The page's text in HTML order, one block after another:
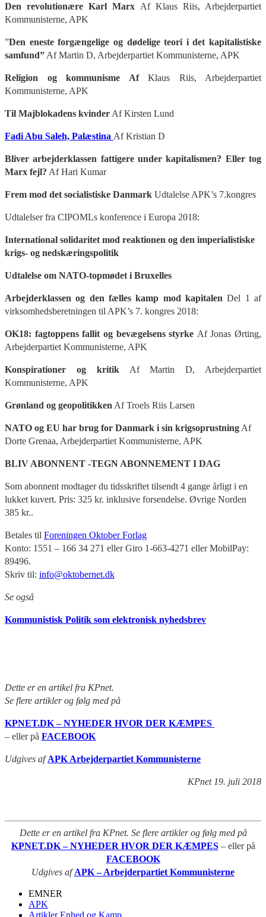
Den revolutionære Karl Marx Af Klaus Riis, Arbejderpartiet
Kommunisterne, APK
”Den eneste forgængelige og dødelige teori i det kapitalistiske
samfund” Af Martin D, Arbejderpartiet Kommunisterne, APK
Religion og kommunisme Af Klaus Riis, Arbejderpartiet
Kommunisterne, APK
Til Majblokadens kvinder Af Kirsten Lund
Fadi Abu Saleh, Palæstina Af Kristian D
Bliver arbejderklassen fattigere under kapitalismen? Eller tog
Marx fejl? Af Hari Kumar
Frem mod det socialistiske Danmark Udtalelse APK’s 7.kongres
Udtalelser fra CIPOMLs konference i Europa 2018:
International solidaritet mod reaktionen og den imperialistiske
krigs- og nedskæringspolitik
Udtalelse om NATO-topmødet i Bruxelles
Arbejderklassen og den fælles kamp mod kapitalen Del 1 af
virksomhedsberetningen til APK’s 7. kongres 2018:
OK18: fagtoppens fallit og bevægelsens styrke Af Jonas Ørting,
Arbejderpartiet Kommunisterne, APK
Konspirationer og kritikAf Martin D, Arbejderpartiet
Kommunisterne, APK
Grønland og geopolitikken Af Troels Riis Larsen
NATO og EU har brug for Danmark i sin krigsoprustning Af
Dorte Grenaa, Arbejderpartiet Kommunisterne, APK
BLIV ABONNENT -TEGN ABONNEMENT I DAG
Som abonnent modtager du tidsskriftet tilsendt 4 gange årligt i en
lukket kuvert. Pris: 325 kr. inklusive forsendelse. Øvrige Norden
385 kr..
Betales til Foreningen Oktober Forlag
Konto: 1551 – 166 34 271 eller Giro 1-663-4271 eller MobilPay:
89496.
Skriv til: info@oktobernet.dk
Se også
Kommunistisk Politik som elektronisk nyhedsbrev
Dette er en artikel fra KPnet.
Se flere artikler og følg med på
KPNET.DK – NYHEDER HVOR DER KÆMPES
– eller på FACEBOOK
Udgives afAPK Arbejderpartiet Kommunisterne
KPnet 19. juli 2018
Dette er en artikel fra KPnet. Se flere artikler og følg med på
KPNET.DK – NYHEDER HVOR DER KÆMPES – eller på
FACEBOOK
Udgives afAPK – Arbejderpartiet Kommunisterne
EMNER
APK
Artikler Enhed og Kamp